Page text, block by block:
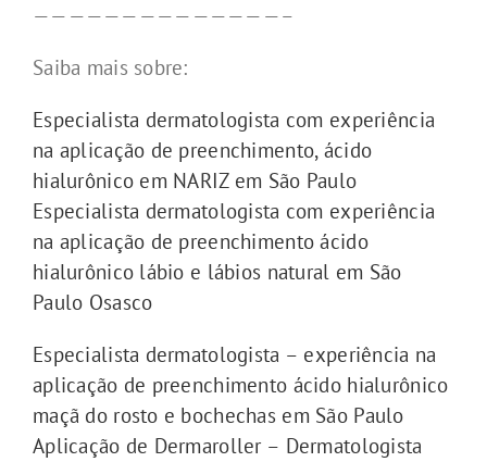
——————————————–
Saiba mais sobre:
Especialista dermatologista com experiência
na aplicação de preenchimento, ácido
hialurônico em NARIZ em São Paulo
Especialista dermatologista com experiência
na aplicação de preenchimento ácido
hialurônico lábio e lábios natural em São
Paulo Osasco
Especialista dermatologista – experiência na
aplicação de preenchimento ácido hialurônico
maçã do rosto e bochechas em São Paulo
Aplicação de Dermaroller – Dermatologista